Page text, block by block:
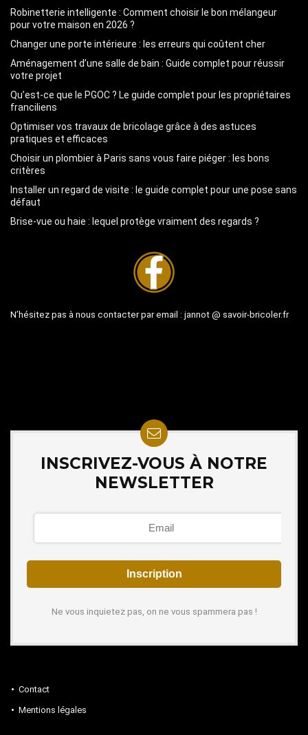
Robinetterie intelligente : Comment choisir le bon mélangeur
pour votre maison en 2026 ?
Changer une porte intérieure : les erreurs qui coûtent cher
Aménagement d’une salle de bain : Guide complet pour réussir
votre projet
Qu’est-ce que le PGOC ? Le guide complet pour les propriétaires
franciliens
Optimiser vos travaux de bricolage grâce à des astuces
pratiques et efficaces
Choisir un plombier à Paris sans vous faire piéger : les bons
critères
Installer un regard de visite : le guide complet pour une pose sans
défaut
Brise-vue ou haie : lequel protège vraiment des regards ?
N’hésitez pas à nous contacter par email : jannot @ savoir-bricoler.fr
INSCRIVEZ-VOUS À NOTRE
NEWSLETTER
Ne vous inquietez pas, on ne vous spammera pas !
Contact
Mentions légales